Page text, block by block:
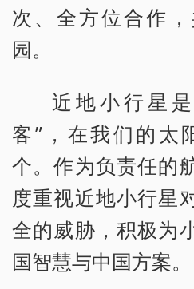
次、全方位合作
园。
近地小行星
客”，在我们的太
个。作为负责任的
度重视近地小行星
全的威胁，积极为
国智慧与中国方案。